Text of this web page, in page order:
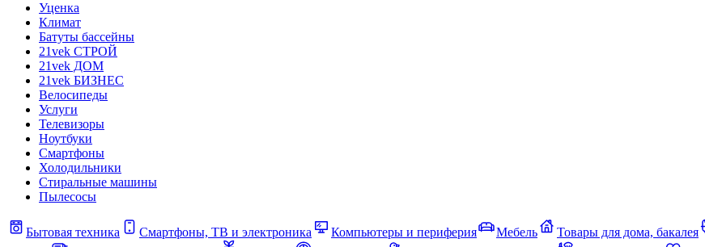
Уценка
Климат
Батуты бассейны
21vek СТРОЙ
21vek ДОМ
21vek БИЗНЕС
Велосипеды
Услуги
Телевизоры
Ноутбуки
Смартфоны
Холодильники
Стиральные машины
Пылесосы
Бытовая техника Смартфоны, ТВ и электроника Компьютеры и периферия Мебель Товары для дома, бакалея